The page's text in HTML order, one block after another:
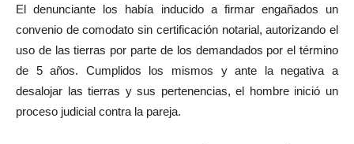
El denunciante los había inducido a firmar engañados un
convenio de comodato sin certificación notarial, autorizando el
uso de las tierras por parte de los demandados por el término
de 5 años. Cumplidos los mismos y ante la negativa a
desalojar las tierras y sus pertenencias, el hombre inició un
proceso judicial contra la pareja.